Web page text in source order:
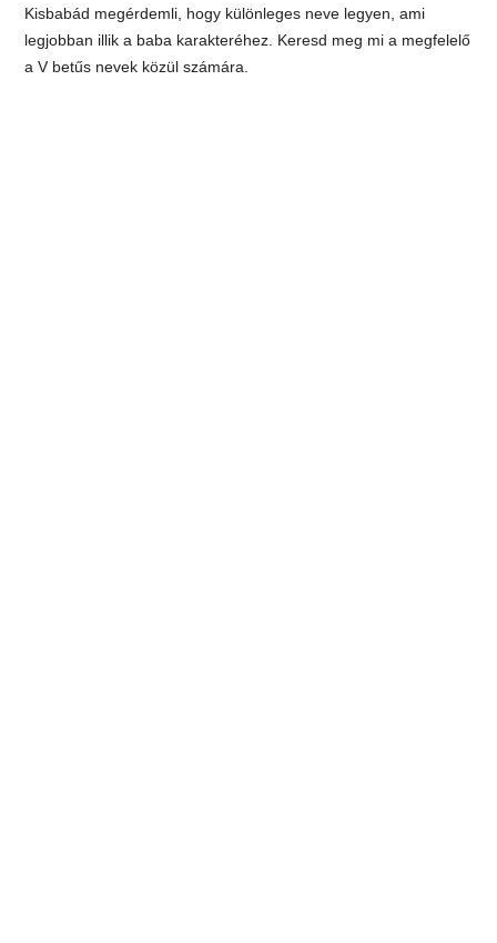
Kisbabád megérdemli, hogy különleges neve legyen, ami
legjobban illik a baba karakteréhez. Keresd meg mi a megfelelő
a V betűs nevek közül számára.